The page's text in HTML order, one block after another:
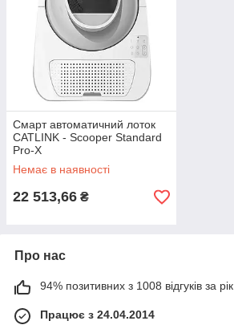
Смарт автоматичний лоток
CATLINK - Scooper Standard
Pro-X
Немає в наявності
22 513,66 ₴
Про нас
94% позитивних з 1008 відгуків за рік
Працює з 24.04.2014